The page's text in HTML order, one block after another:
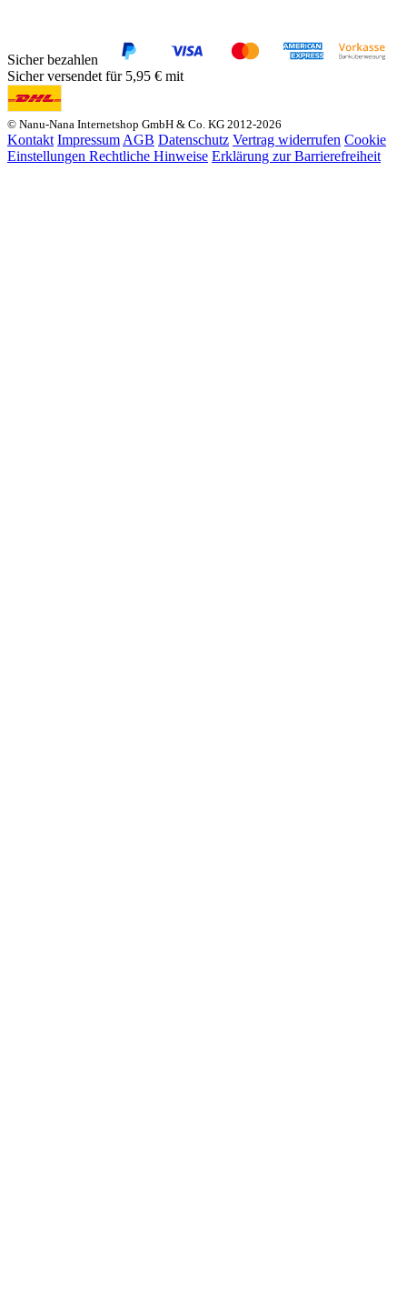
Sicher bezahlen
Sicher versendet für 5,95 € mit
© Nanu-Nana Internetshop GmbH & Co. KG 2012-2026
Kontakt Impressum AGB Datenschutz Vertrag widerrufen Cookie
Einstellungen Rechtliche Hinweise Erklärung zur Barrierefreiheit